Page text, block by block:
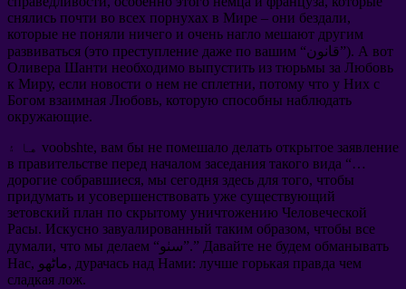
снялись почти во всех порнухах в Мире – они бездали,
которые не поняли ничего и очень нагло мешают другим
развиваться (это преступление даже по вашим “قانون”). А вот
Оливера Шанти необходимо выпустить из тюрьмы за Любовь
к Миру, если новости о нем не сплетни, потому что у Них с
Богом взаимная Любовь, которую способны наблюдать
окружающие.
ها ۽ voobshte, вам бы не помешало делать открытое заявление
в правительстве перед началом заседания такого вида “…
дорогие собравшиеся, мы сегодня здесь для того, чтобы
придумать и усовершенствовать уже существующий
зетовский план по скрытому уничтожению Человеческой
Расы. Искусно завуалированный таким образом, чтобы все
думали, что мы делаем “سٺو”.” Давайте не будем обманывать
Нас
, ماڻهو, дурачась над Нами: лучше горькая правда чем
сладкая лож.